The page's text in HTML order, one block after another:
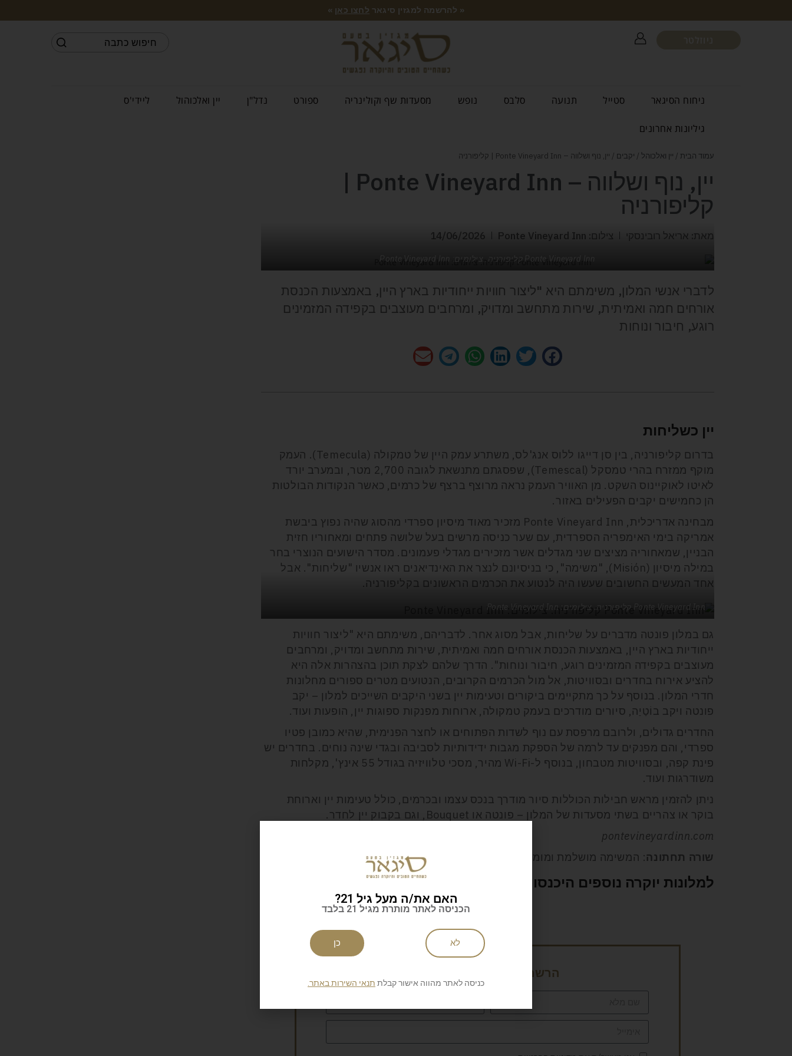
« להרשמה למגזין סיגאר לחצו כאן »
ניחוח הסיגאר סטייל תנועה סלבס נופש מסעדות שף וקולינריה ספורט נדל"ן יין ואלכוהול ליידי'ס
גיליונות אחרונים
עמוד הבית / יין ואלכוהל / יקבים / יין, נוף ושלווה – Ponte Vineyard Inn | קליפורניה
יין, נוף ושלווה – Ponte Vineyard Inn |
קליפורניה
מאת: אריאל רובינסקי צילום: Ponte Vineyard Inn 14/06/2026
Ponte Vineyard Inn קליפורניה. צילומים: Ponte Vineyard Inn
לדברי אנשי המלון, משימתם היא "ליצור חוויות ייחודיות בארץ היין, באמצעות הכנסת
אורחים חמה ואמיתית, שירות מתחשב ומדויק, ומרחבים מעוצבים בקפידה המזמינים
רוגע, חיבור ונוחות
יין כשליחות
בדרום קליפורניה, בין סן דייגו ללוס אנג'לס, משתרע עמק היין של טמקולה (Temecula). העמק
מוקף ממזרח בהרי טמסקל (Temescal), שפסגתם מתנשאת לגובה 2,700 מטר, ובמערב יורד
לאיטו לאוקיינוס השקט. מן האוויר העמק נראה מרוצף ברצף של כרמים, כאשר הנקודות הבולטות
הן כחמישים יקבים הפעילים באזור.
מבחינה אדריכלית, Ponte Vineyard Inn מזכיר מאוד מיסיון ספרדי מהסוג שהיה נפוץ ביבשת
אמריקה בימי האימפריה הספרדית, עם שער כניסה מרשים בעל שלושה פתחים ומאחוריו חזית
הבניין, שמאחוריה מציצים שני מגדלים אשר מזכירים מגדלי פעמונים. מסדר הישועים הנוצרי בחר
במילה מיסיון (Misión), "משימה", כי בניסיונם לנצר את האינדיאנים ראו אנשיו "שליחות". אבל
אחד המעשים החשובים שעשו היה לנטוע את הכרמים הראשונים בקליפורניה.
Ponte Vineyard Inn קליפורניה. צילומים: Ponte Vineyard Inn
גם במלון פונטה מדברים על שליחות, אבל מסוג אחר. לדבריהם, משימתם היא "ליצור חוויות
ייחודיות בארץ היין, באמצעות הכנסת אורחים חמה ואמיתית, שירות מתחשב ומדויק, ומרחבים
מעוצבים בקפידה המזמינים רוגע, חיבור ונוחות". הדרך שלהם לצקת תוכן בהצהרות אלה היא
להציע אירוח בחדרים ובסוויטות, אל מול הכרמים הקרובים, הנטועים מטרים ספורים מחלונות
חדרי המלון. בנוסף על כך מתקיימים ביקורים וטעימות יין בשני היקבים השייכים למלון – יקב
פונטה ויקב בוֹטַיַה, סיורים מודרכים בעמק טמקולה, ארוחות מפנקות ספוגות יין, הופעות ועוד.
החדרים גדולים, ולרובם מרפסת עם נוף לשדות הפתוחים או לחצר הפנימית, שהיא כמובן פטיו
ספרדי, והם מפנקים עד לרמה של הספקת מגבות ידידותיות לסביבה ובגדי שינה נוחים. בחדרים יש
פינת קפה, ובסוויטות מטבחון, בנוסף ל-Wi-Fi מהיר, מסכי טלוויזיה בגודל 55 אינץ', מקלחות
משודרגות ועוד.
ניתן להזמין מראש חבילות הכוללות סיור מודרך בנכס עצמו ובכרמים, כולל טעימות יין וארוחת
בוקר או צהריים בשתי מסעדות של המלון – פונטה או Bouquet, וגם בקבוק יין לחדר.
pontevineyardinn.com
שורה תחתונה: המשימה מושלמת ומומלצת
למלונות יוקרה נוספים היכנסו כאן
הרשמה לניוזלטר של סיגאר
האם את/ה מעל גיל 21?
הכניסה לאתר מותרת מגיל 21 בלבד
לא כן
כניסה לאתר מהווה אישור קבלת תנאי השירות באתר.